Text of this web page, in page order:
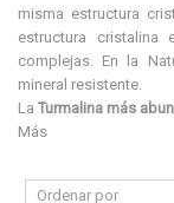
misma estructura
estructura
complejas. En la
mineral resistente.
La Turmalina más
Más